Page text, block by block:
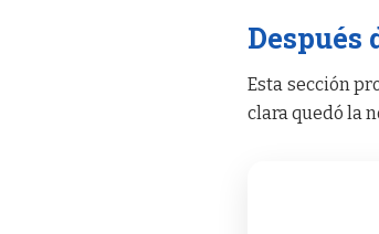
Después
Esta sección
clara quedó la